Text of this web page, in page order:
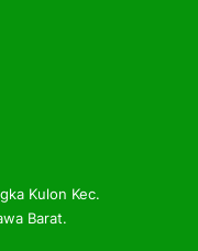
Kulon Kec.
Barat.